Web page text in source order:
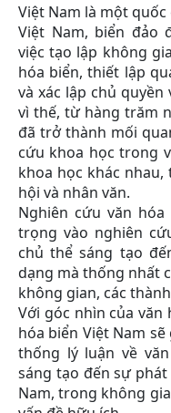
Việt Nam là một
Việt Nam, biển đảo
việc tạo lập không
hóa biển, thiết lập
và xác lập chủ
vì thế, từ hàng trăm
đã trở thành mối
cứu khoa học trong
khoa học khác
hội và nhân văn.
Nghiên cứu văn
trọng vào nghiên
chủ thể sáng tạo
dạng mà thống nhất
không gian, các
Với góc nhìn của văn
hóa biển Việt Nam
thống lý luận về
sáng tạo đến sự
Nam, trong không